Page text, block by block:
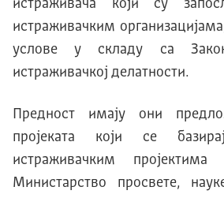
истраживача који су
истраживачким
услове у складу са
истраживачкој делатности.
Предност имају они
пројеката који се
истраживачким пројектима
Министарство просвете,